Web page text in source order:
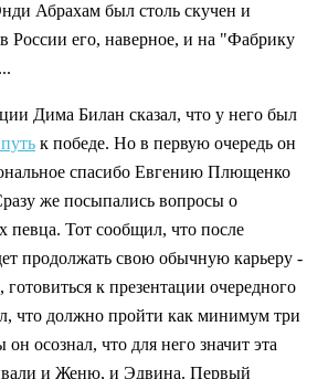
Абрахам был столь скучен и
России его, наверное, и на "Фабрику
Дима Билан сказал, что у него был
к победе. Но в первую очередь он
спасибо Евгению Плющенко
же посыпались вопросы о
певца. Тот сообщил, что после
продолжать свою обычную карьеру -
готовиться к презентации очередного
что должно пройти как минимум три
он осознал, что для него значит эта
и Женю, и Эдвина. Первый